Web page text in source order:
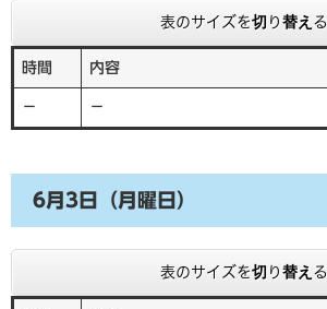
表のサイズを切り替える
時間 内容
－ －
6月3日（月曜日）
表のサイズを切り替える